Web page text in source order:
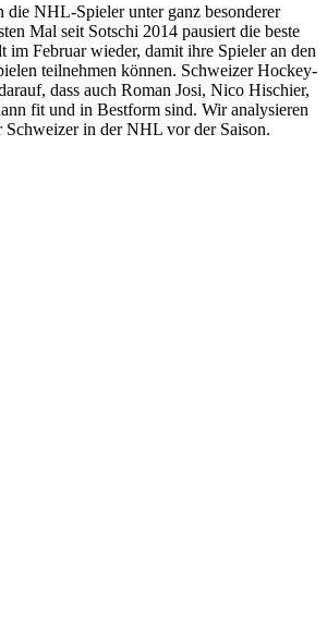
die NHL-Spieler unter ganz besonderer
Mal seit Sotschi 2014 pausiert die beste
im Februar wieder, damit ihre Spieler an den
teilnehmen können. Schweizer Hockey-
dass auch Roman Josi, Nico Hischier,
fit und in Bestform sind. Wir analysieren
Schweizer in der NHL vor der Saison.